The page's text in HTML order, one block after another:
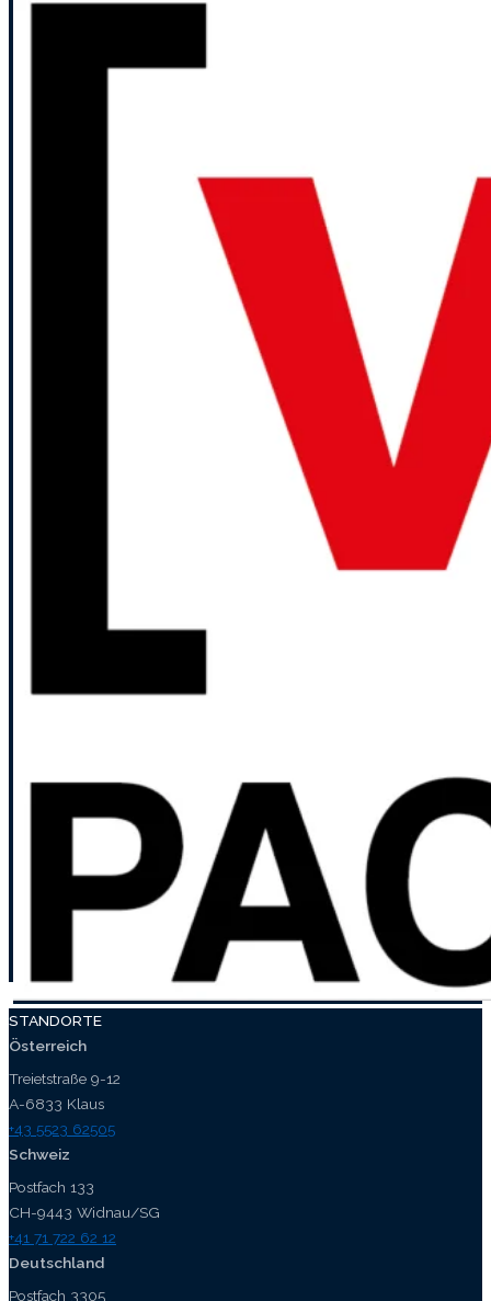
STANDORTE
Österreich
Treietstraße 9-12
A-6833 Klaus
+43 5523 62505
Schweiz
Postfach 133
CH-9443 Widnau/SG
+41 71 722 62 12
Deutschland
Postfach 3305